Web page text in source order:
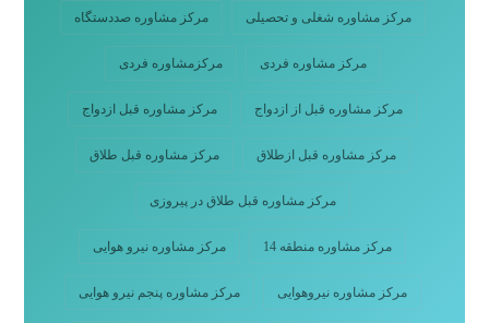
مرکز مشاوره شغلی و تحصیلی مرکز مشاوره صددستگاه
مرکز مشاوره فردی مرکزمشاوره فردی
مرکز مشاوره قبل از ازدواج مرکز مشاوره قبل ازدواج
مرکز مشاوره قبل ازطلاق مرکز مشاوره قبل طلاق
مرکز مشاوره قبل طلاق در پیروزی
مرکز مشاوره منطقه 14 مرکز مشاوره نیرو هوایی
مرکز مشاوره نیروهوایی مرکز مشاوره پنجم نیرو هوایی